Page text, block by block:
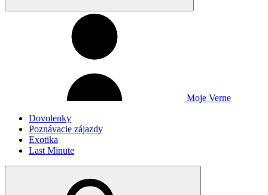
Moje Verne
Dovolenky
Poznávacie zájazdy
Exotika
Last Minute